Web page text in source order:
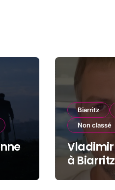
Biarritz
Non classé
Vladimir
à
d’un